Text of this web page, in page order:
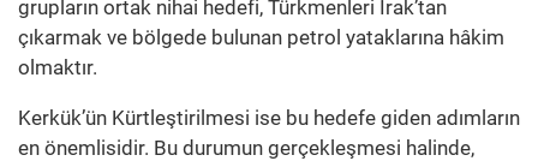
grupların ortak nihai hedefi, Türkmenleri Irak’tan
çıkarmak ve bölgede bulunan petrol yataklarına hâkim
olmaktır.
Kerkük’ün Kürtleştirilmesi ise bu hedefe giden adımların
en önemlisidir. Bu durumun gerçekleşmesi halinde,